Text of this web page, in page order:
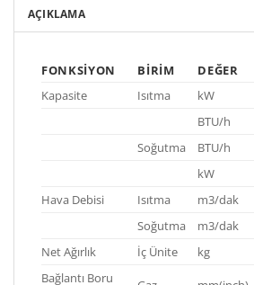
AÇIKLAMA
FONKSIYON BIRIM
DEĞER
Kapasite
Isıtma kW
BTU/h
Soğutma
BTU/h
kW
Hava Debisi
Isıtma m3/dak
Soğutma
m3/dak
Net Ağırlık
İç Ünite kg
Bağlantı Boru